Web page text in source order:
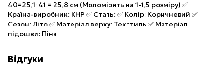
40=25,1; 41 = 25,8 см (Моломірять на 1-1,5 розміру) ✅
Країна-виробник: КНР ✅ Стать: ✅ Колір: Коричневий ✅
Сезон: Літо ✅ Матеріал верху: Текстиль ✅ Матеріал
підошви: Піна
Відгуки